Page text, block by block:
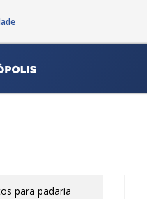
para padaria